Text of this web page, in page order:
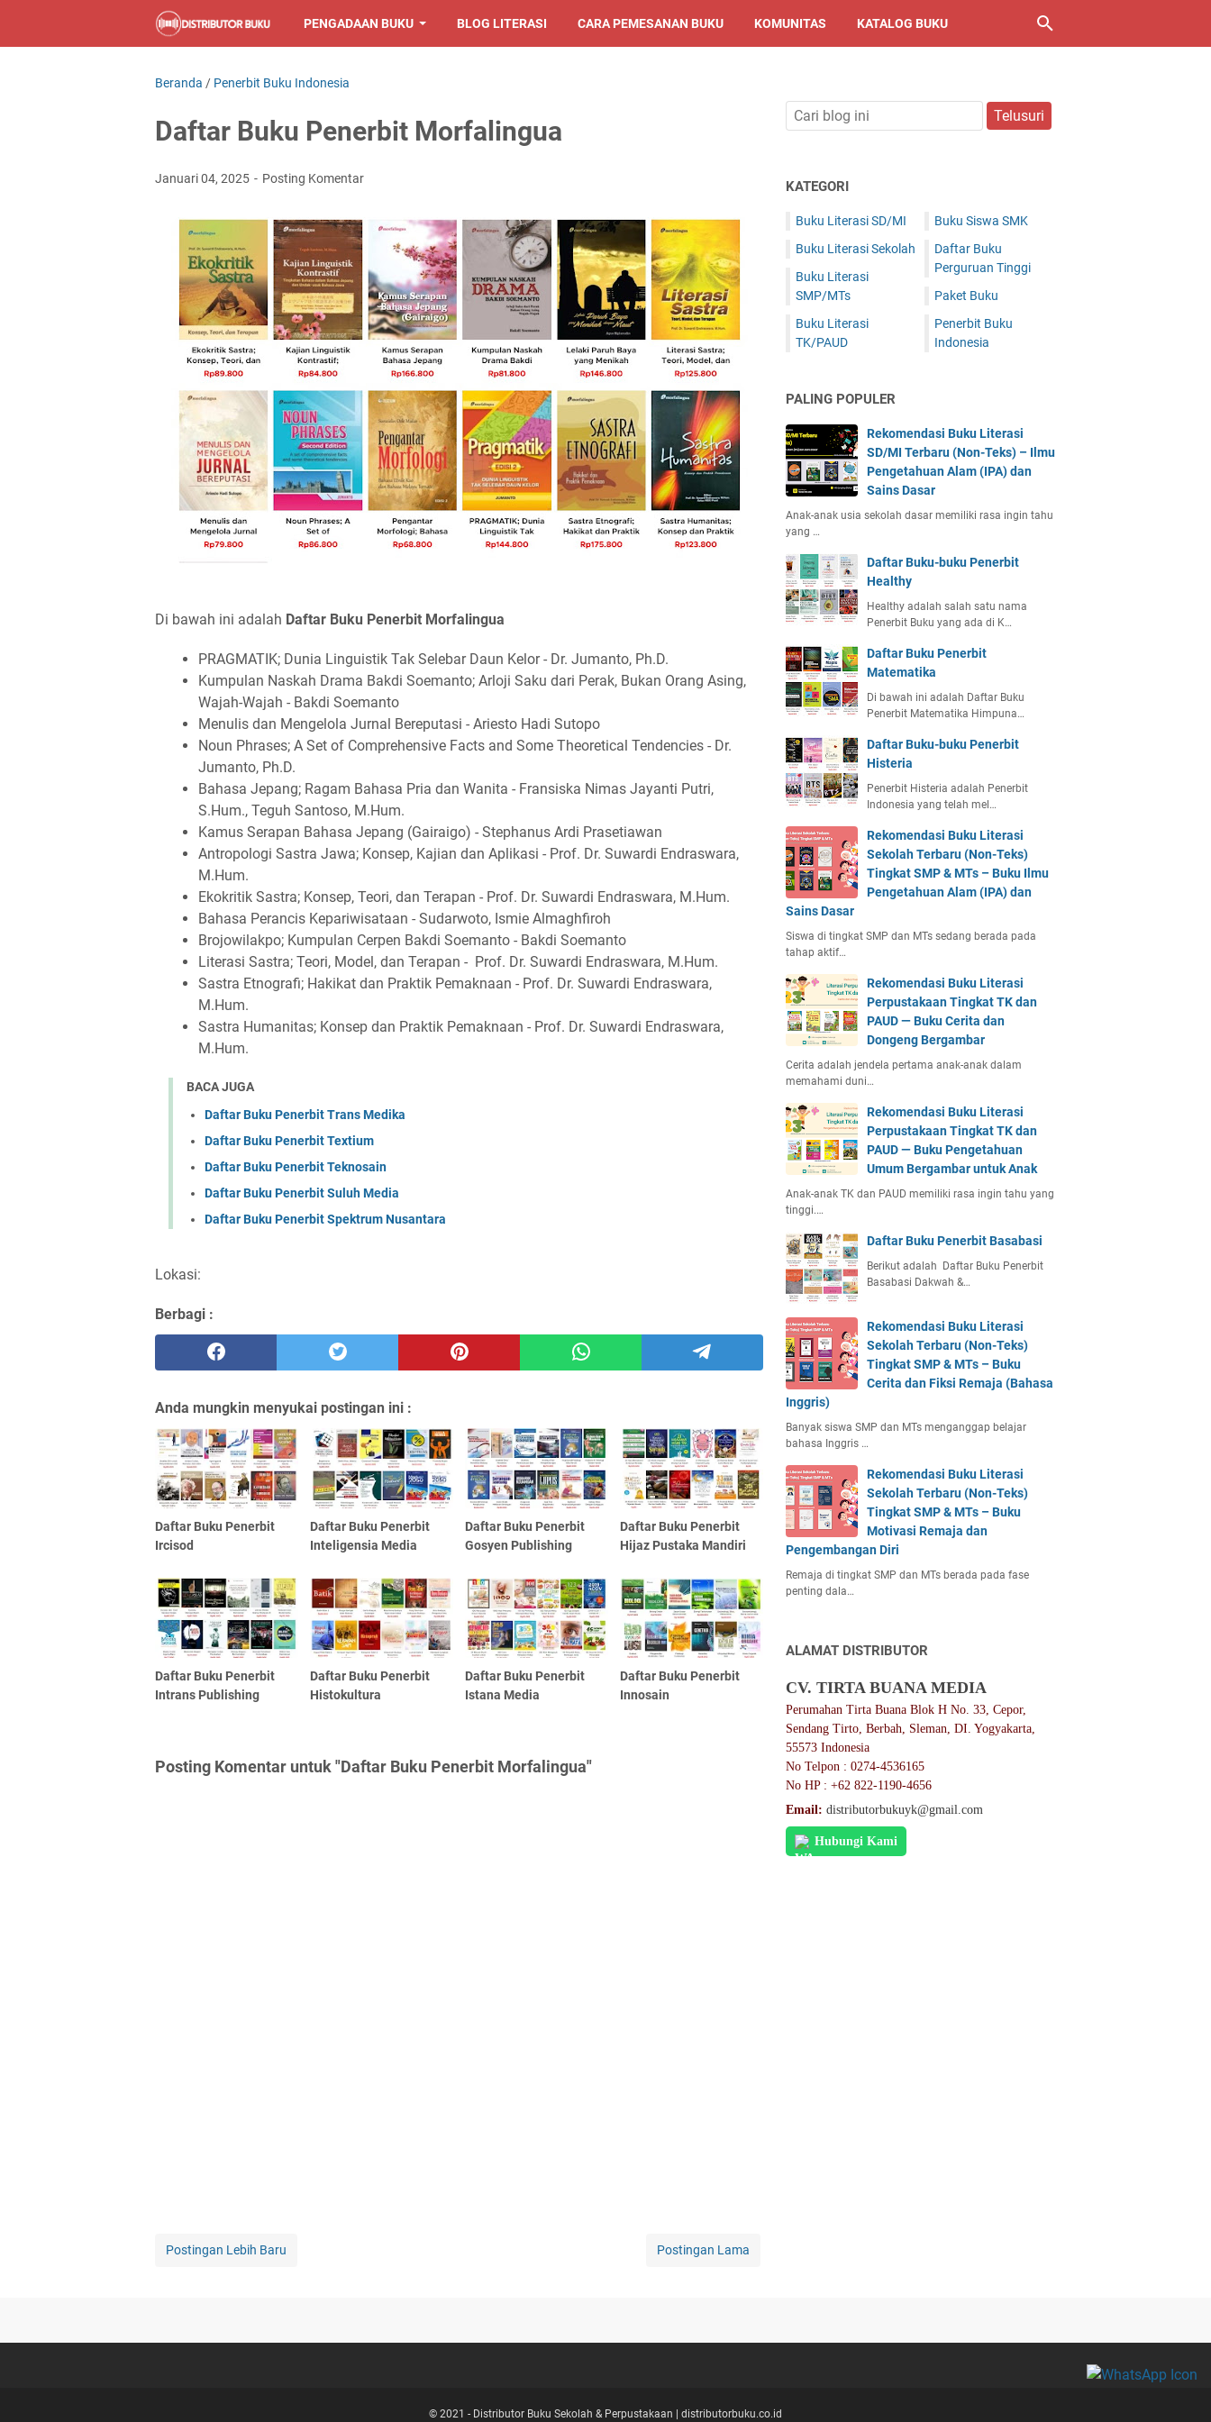
PENGADAAN BUKU BLOG LITERASI CARA PEMESANAN BUKU KOMUNITAS KATALOG BUKU
Beranda / Penerbit Buku Indonesia
Daftar Buku Penerbit Morfalingua
Januari 04, 2025 Posting Komentar
Di bawah ini adalah Daftar Buku Penerbit Morfalingua
PRAGMATIK; Dunia Linguistik Tak Selebar Daun Kelor - Dr. Jumanto, Ph.D.
Kumpulan Naskah Drama Bakdi Soemanto; Arloji Saku dari Perak, Bukan Orang Asing,
Wajah-Wajah - Bakdi Soemanto
Menulis dan Mengelola Jurnal Bereputasi - Ariesto Hadi Sutopo
Noun Phrases; A Set of Comprehensive Facts and Some Theoretical Tendencies - Dr.
Jumanto, Ph.D.
Bahasa Jepang; Ragam Bahasa Pria dan Wanita - Fransiska Nimas Jayanti Putri,
S.Hum., Teguh Santoso, M.Hum.
Kamus Serapan Bahasa Jepang (Gairaigo) - Stephanus Ardi Prasetiawan
Antropologi Sastra Jawa; Konsep, Kajian dan Aplikasi - Prof. Dr. Suwardi Endraswara,
M.Hum.
Ekokritik Sastra; Konsep, Teori, dan Terapan - Prof. Dr. Suwardi Endraswara, M.Hum.
Bahasa Perancis Kepariwisataan - Sudarwoto, Ismie Almaghfiroh
Brojowilakpo; Kumpulan Cerpen Bakdi Soemanto - Bakdi Soemanto
Literasi Sastra; Teori, Model, dan Terapan - Prof. Dr. Suwardi Endraswara, M.Hum.
Sastra Etnografi; Hakikat dan Praktik Pemaknaan - Prof. Dr. Suwardi Endraswara,
M.Hum.
Sastra Humanitas; Konsep dan Praktik Pemaknaan - Prof. Dr. Suwardi Endraswara,
M.Hum.
BACA JUGA
Daftar Buku Penerbit Trans Medika
Daftar Buku Penerbit Textium
Daftar Buku Penerbit Teknosain
Daftar Buku Penerbit Suluh Media
Daftar Buku Penerbit Spektrum Nusantara
Lokasi:
Berbagi :
Anda mungkin menyukai postingan ini :
Daftar Buku Penerbit
Ircisod
Daftar Buku Penerbit
Inteligensia Media
Daftar Buku Penerbit
Gosyen Publishing
Daftar Buku Penerbit
Hijaz Pustaka Mandiri
Daftar Buku Penerbit
Intrans Publishing
Daftar Buku Penerbit
Histokultura
Daftar Buku Penerbit
Istana Media
Daftar Buku Penerbit
Innosain
Posting Komentar untuk "Daftar Buku Penerbit Morfalingua"
Postingan Lebih Baru Postingan Lama
KATEGORI
Buku Literasi SD/MI
Buku Literasi Sekolah
Buku Literasi
SMP/MTs
Buku Literasi
TK/PAUD
Buku Siswa SMK
Daftar Buku
Perguruan Tinggi
Paket Buku
Penerbit Buku
Indonesia
PALING POPULER
Rekomendasi Buku Literasi
SD/MI Terbaru (Non-Teks) – Ilmu
Pengetahuan Alam (IPA) dan
Sains Dasar
Anak-anak usia sekolah dasar memiliki rasa ingin tahu
yang …
Daftar Buku-buku Penerbit
Healthy
Healthy adalah salah satu nama
Penerbit Buku yang ada di K…
Daftar Buku Penerbit
Matematika
Di bawah ini adalah Daftar Buku
Penerbit Matematika Himpuna…
Daftar Buku-buku Penerbit
Histeria
Penerbit Histeria adalah Penerbit
Indonesia yang telah mel…
Rekomendasi Buku Literasi
Sekolah Terbaru (Non-Teks)
Tingkat SMP & MTs – Buku Ilmu
Pengetahuan Alam (IPA) dan
Sains Dasar
Siswa di tingkat SMP dan MTs sedang berada pada
tahap aktif…
Rekomendasi Buku Literasi
Perpustakaan Tingkat TK dan
PAUD — Buku Cerita dan
Dongeng Bergambar
Cerita adalah jendela pertama anak-anak dalam
memahami duni…
Rekomendasi Buku Literasi
Perpustakaan Tingkat TK dan
PAUD — Buku Pengetahuan
Umum Bergambar untuk Anak
Anak-anak TK dan PAUD memiliki rasa ingin tahu yang
tinggi.…
Daftar Buku Penerbit Basabasi
Berikut adalah Daftar Buku Penerbit
Basabasi Dakwah &…
Rekomendasi Buku Literasi
Sekolah Terbaru (Non-Teks)
Tingkat SMP & MTs – Buku
Cerita dan Fiksi Remaja (Bahasa
Inggris)
Banyak siswa SMP dan MTs menganggap belajar
bahasa Inggris …
Rekomendasi Buku Literasi
Sekolah Terbaru (Non-Teks)
Tingkat SMP & MTs – Buku
Motivasi Remaja dan
Pengembangan Diri
Remaja di tingkat SMP dan MTs berada pada fase
penting dala…
ALAMAT DISTRIBUTOR
CV. TIRTA BUANA MEDIA
Perumahan Tirta Buana Blok H No. 33, Cepor,
Sendang Tirto, Berbah, Sleman, DI. Yogyakarta,
55573 Indonesia
No Telpon : 0274-4536165
No HP : +62 822-1190-4656
Email: distributorbukuyk@gmail.com
Hubungi Kami
© 2021 - Distributor Buku Sekolah & Perpustakaan | distributorbuku.co.id